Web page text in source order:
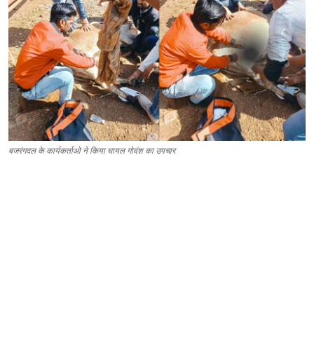
हिन्दी
बजरंगदल के कार्यकर्ताओ ने किया घायल गोवंश का उपचार